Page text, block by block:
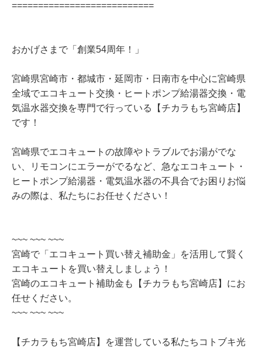
===========================
おかげさまで「創業54周年！」
宮崎県宮崎市・都城市・延岡市・日南市を中心に宮崎県
全域でエコキュート交換・ヒートポンプ給湯器交換・電
気温水器交換を専門で行っている【チカラもち宮崎店】
です！
宮崎県でエコキュートの故障やトラブルでお湯がでな
い、リモコンにエラーがでるなど、急なエコキュート・
ヒートポンプ給湯器・電気温水器の不具合でお困りお悩
みの際は、私たちにお任せください！
~~~ ~~~ ~~~
宮崎で「エコキュート買い替え補助金」を活用して賢く
エコキュートを買い替えしましょう！
宮崎のエコキュート補助金も【チカラもち宮崎店】にお
任せください。
~~~ ~~~ ~~~
【チカラもち宮崎店】を運営している私たちコトブキ光